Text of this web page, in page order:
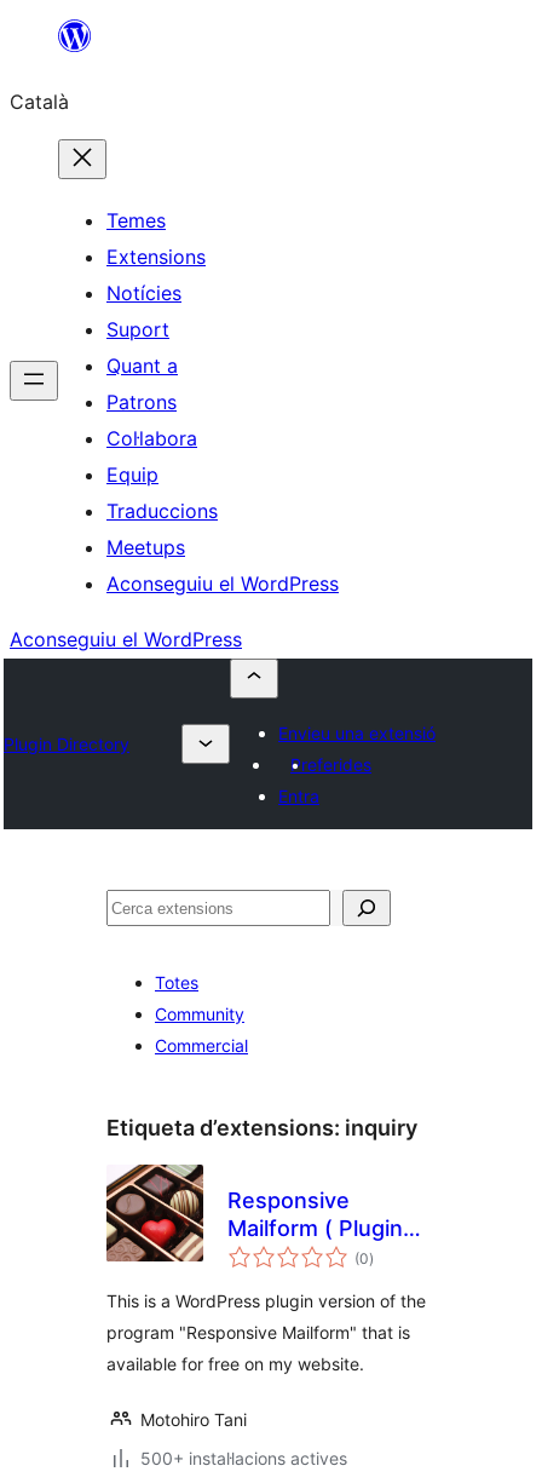
contingut
Català
Temes
Extensions
Notícies
Suport
Quant a
Patrons
Col·labora
Equip
Traduccions
Meetups
Aconseguiu el WordPress
Aconseguiu el WordPress
Plugin Directory
Envieu una extensió
Preferides
Entra
Cerca
Totes
Community
Commercial
Etiqueta d’extensions: inquiry
Responsive
Mailform ( Plugin
Version ) – easy,
contact, mailform
(0puntuacions
totals
)
This is a WordPress plugin version of the
program "Responsive Mailform" that is
available for free on my website.
Motohiro Tani
500+ instal·lacions actives